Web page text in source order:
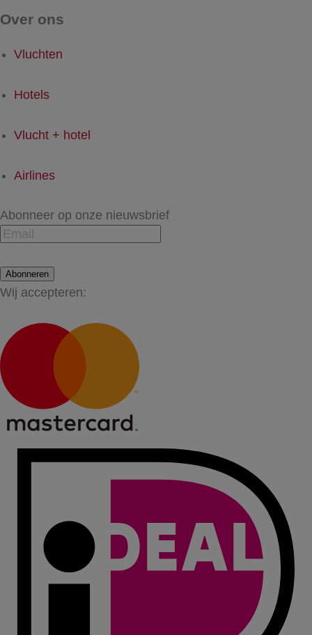
Over ons
Vluchten
Hotels
Vlucht + hotel
Airlines
Abonneer op onze nieuwsbrief
Abonneren
Wij accepteren: